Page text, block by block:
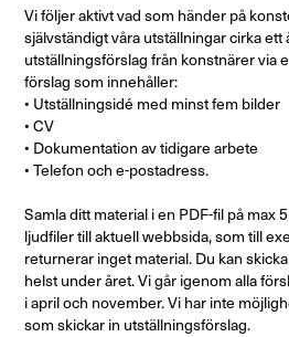
Vi följer aktivt vad som händer på
självständigt våra utställningar cirka ett
utställningsförslag från konstnärer via
förslag som innehåller:
• Utställningsidé med minst fem bilder
• CV
• Dokumentation av tidigare arbete
• Telefon och e-postadress.
Samla ditt material i en PDF-fil på max
ljudfiler till aktuell webbsida, som till
returnerar inget material. Du kan
helst under året. Vi går igenom alla
i april och november. Vi har inte
som skickar in utställningsförslag.